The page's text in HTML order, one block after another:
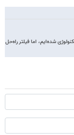
شده‌ایم، اما فیلتر راه‌حل